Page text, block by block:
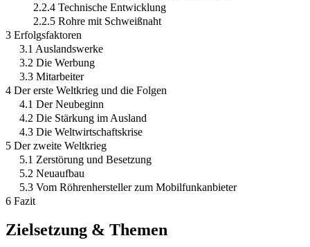
2.2.4 Technische Entwicklung
2.2.5 Rohre mit Schweißnaht
3 Erfolgsfaktoren
3.1 Auslandswerke
3.2 Die Werbung
3.3 Mitarbeiter
4 Der erste Weltkrieg und die Folgen
4.1 Der Neubeginn
4.2 Die Stärkung im Ausland
4.3 Die Weltwirtschaftskrise
5 Der zweite Weltkrieg
5.1 Zerstörung und Besetzung
5.2 Neuaufbau
5.3 Vom Röhrenhersteller zum Mobilfunkanbieter
6 Fazit
Zielsetzung & Themen